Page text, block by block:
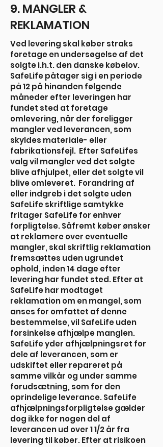
9. MANGLER &
REKLAMATION
Ved levering skal køber straks
foretage en undersøgelse af det
solgte i.h.t. den danske købelov.
SafeLife påtager sig i en periode
på 12 på hinanden følgende
måneder efter leveringen har
fundet sted at foretage
omlevering, når der foreligger
mangler ved leverancen, som
skyldes materiale- eller
fabrikationsfejl. Efter SafeLifes
valg vil mangler ved det solgte
blive afhjulpet, eller det solgte vil
blive omleveret. Forandring af
eller indgreb i det solgte uden
SafeLife skriftlige samtykke
fritager SafeLife for enhver
forpligtelse. Såfremt køber ønsker
at reklamere over eventuelle
mangler, skal skriftlig reklamation
fremsættes uden ugrundet
ophold, inden 14 dage efter
levering har fundet sted. Efter at
SafeLife har modtaget
reklamation om en mangel, som
anses for omfattet af denne
bestemmelse, vil SafeLife uden
forsinkelse afhjælpe manglen.
SafeLife yder afhjælpningsret for
dele af leverancen, som er
udskiftet eller repareret på
samme vilkår og under samme
forudsætning, som for den
oprindelige leverance. SafeLife
afhjælpningsforpligtelse gælder
dog ikke for nogen del af
leverancen ud over 1 1/2 år fra
levering til køber. Efter at risikoen